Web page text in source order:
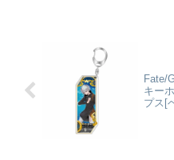
Ver.”の再生産が決定...
Fate/
キー
プス[